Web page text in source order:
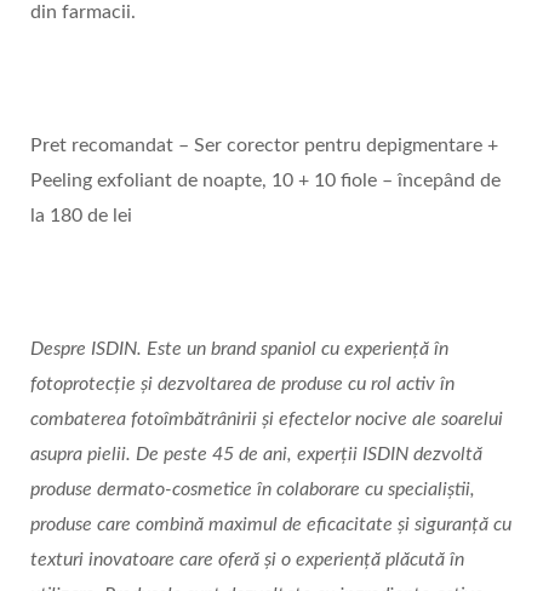
din farmacii.
Pret recomandat – Ser corector pentru depigmentare +
Peeling exfoliant de noapte, 10 + 10 fiole – începând de
la 180 de lei
Despre ISDIN. Este un brand spaniol cu experiență în
fotoprotecție și dezvoltarea de produse cu rol activ în
combaterea fotoîmbătrânirii și efectelor nocive ale soarelui
asupra pielii. De peste 45 de ani, experții ISDIN dezvoltă
produse dermato-cosmetice în colaborare cu specialiștii,
produse care combină maximul de eficacitate și siguranță cu
texturi inovatoare care oferă și o experiență plăcută în